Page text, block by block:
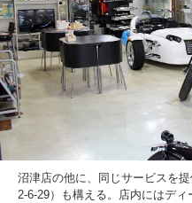
沼津店の他に、同じサービスを
2-6-29）も構える。店内にはデ